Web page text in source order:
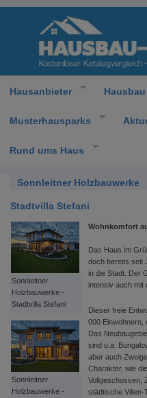
Hausanbieter
Musterhausparks
Rund ums Haus
Sonnleitner Holzbauwerke
Stadtvilla Stefani
Sonnleitner
Holzbauwerke -
Stadtvilla Stefani
Sonnleitner
Holzbauwerke -
Wohnkomfort
Das Haus im
doch bereits seit
in die Stadt. Der
intensiv auch mit
Dieser freie
000 Einwohnern,
Das
sind u.a.
aber auch
Charakter, wie
Vollgeschossen,
städtische Villen-